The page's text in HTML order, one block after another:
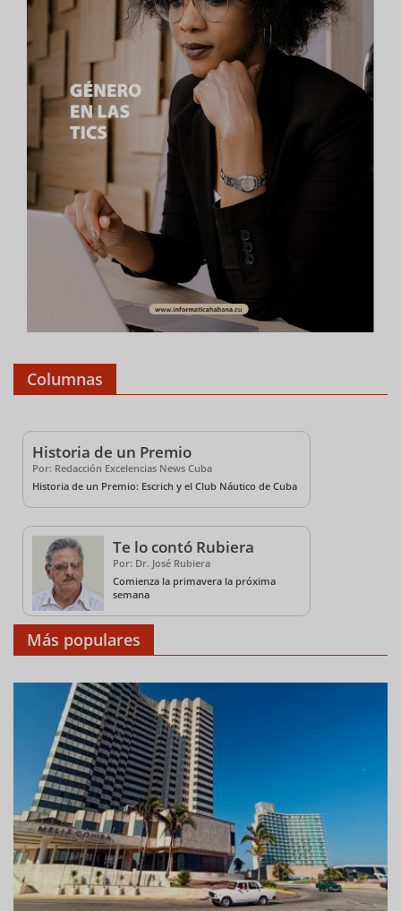
Columnas
Historia de un Premio
Por: Redacción Excelencias News Cuba
Historia de un Premio: Escrich y el Club Náutico de Cuba
Te lo contó Rubiera
Por: Dr. José Rubiera
Comienza la primavera la próxima
semana
Más populares